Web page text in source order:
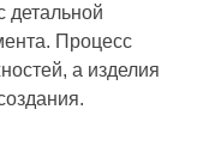
детальной
Процесс
а изделия